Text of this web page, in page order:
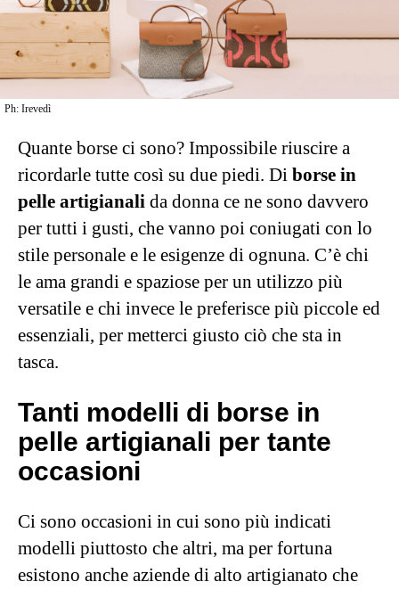
Ph: Irevedì
Quante borse ci sono? Impossibile riuscire a
ricordarle tutte così su due piedi. Di borse in
pelle artigianali da donna ce ne sono davvero
per tutti i gusti, che vanno poi coniugati con lo
stile personale e le esigenze di ognuna. C’è chi
le ama grandi e spaziose per un utilizzo più
versatile e chi invece le preferisce più piccole ed
essenziali, per metterci giusto ciò che sta in
tasca.
Tanti modelli di borse in
pelle artigianali per tante
occasioni
Ci sono occasioni in cui sono più indicati
modelli piuttosto che altri, ma per fortuna
esistono anche aziende di alto artigianato che